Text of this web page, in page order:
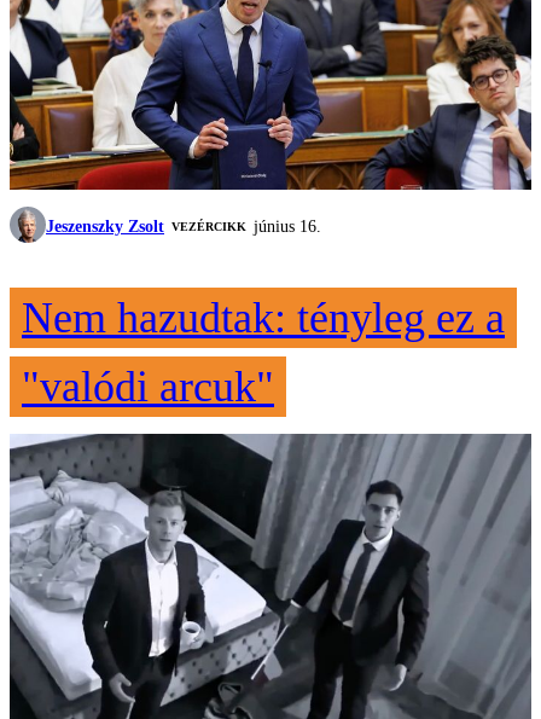
Jeszenszky Zsolt VEZÉRCIKK június 16.
Nem hazudtak: tényleg ez a
"valódi arcuk"